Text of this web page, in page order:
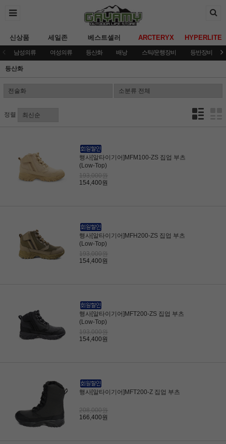
신상품 세일존 베스트셀러 ARCTERYX HYPERLITE
남성의류 여성의류 등산화 배낭 스틱/운행장비 등반장비
등산화
정렬
행사[알타이기어]MFM100-ZS 집업 부츠
(Low-Top)
193,000원
154,400원
행사[알타이기어]MFH200-ZS 집업 부츠
(Low-Top)
193,000원
154,400원
행사[알타이기어]MFT200-ZS 집업 부츠
(Low-Top)
193,000원
154,400원
행사[알타이기어]MFT200-Z 집업 부츠
208,000원
166,400원